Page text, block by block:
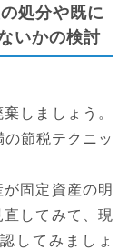
処分や既に
いかの検討
しましょう。
節税テクニッ
固定資産の明
してみて、現
してみましょ